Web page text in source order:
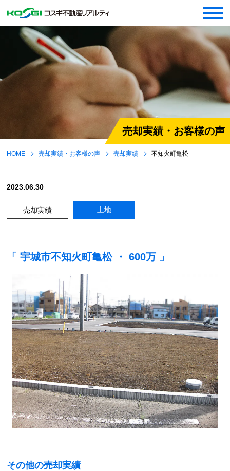
売却実績・お客様の声
HOME 売却実績・お客様の声 売却実績 不知火町亀松
2023.06.30
売却実績 土地
「 宇城市不知火町亀松 ・ 600万 」
その他の売却実績